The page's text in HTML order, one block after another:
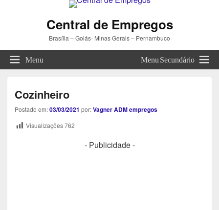
Central de Empregos
Brasília – Goiás- Minas Gerais – Pernambuco
Menu Menu Secundário
Cozinheiro
Postado em:03/03/2021 por:Vagner ADM empregos
Visualizações762
- Publicidade -